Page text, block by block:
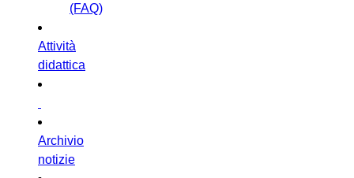
(FAQ)
Attività
didattica
Archivio
notizie